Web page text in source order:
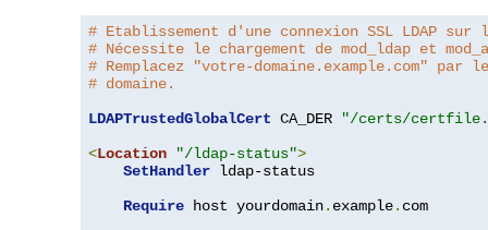
# Etablissement d'une connexion SSL LDAP
# Nécessite le chargement de mod_ldap et
# Remplacez "votre-domaine.example.com" par
# domaine.
LDAPTrustedGlobalCert CA_DER
"/certs/
<Location "/ldap-status">
SetHandler ldap-status
Require host yourdomain. example. com